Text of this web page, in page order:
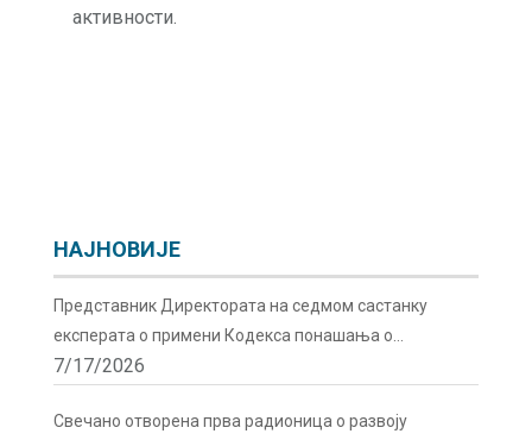
активности.
НАЈНОВИЈЕ
Представник Директората на седмом састанку
експерата о примени Кодекса понашања о
сигурности и безбедности радиоактивних извора у
7/17/2026
Свечано отворена прва радионица о развоју